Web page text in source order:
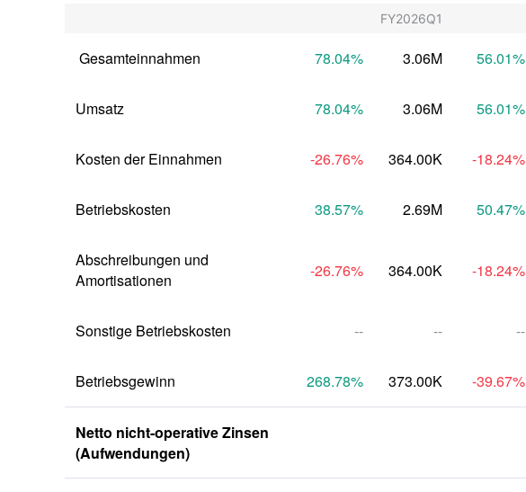
Jährlich
FY2026Q1
Gesamteinnahmen 78.04% 3.06M 56.01%
Umsatz 78.04% 3.06M 56.01%
Kosten der Einnahmen -26.76% 364.00K -18.24%
Betriebskosten 38.57% 2.69M 50.47%
Abschreibungen und
Amortisationen
-26.76% 364.00K -18.24%
Sonstige Betriebskosten -- -- --
Betriebsgewinn 268.78% 373.00K -39.67%
Netto nicht-operative Zinsen
(Aufwendungen)